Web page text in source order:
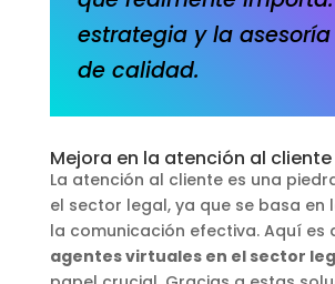
estrategia y la
de calidad.
Mejora en la atención al
La atención al cliente es una
el sector legal, ya que se basa en
la comunicación efectiva. Aquí es
agentes virtuales en el sector